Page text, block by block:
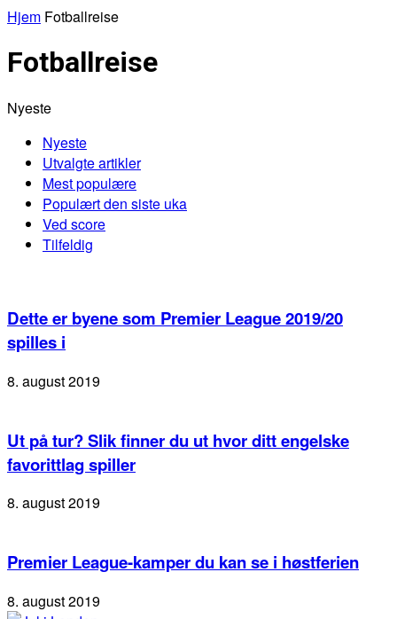
Hjem Fotballreise
Fotballreise
Nyeste
Nyeste
Utvalgte artikler
Mest populære
Populært den siste uka
Ved score
Tilfeldig
Dette er byene som Premier League 2019/20
spilles i
8. august 2019
Ut på tur? Slik finner du ut hvor ditt engelske
favorittlag spiller
8. august 2019
Premier League-kamper du kan se i høstferien
8. august 2019